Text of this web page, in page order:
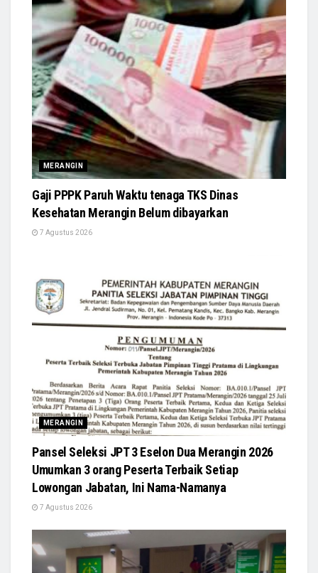
MERANGIN
Gaji PPPK Paruh Waktu tenaga TKS Dinas
Kesehatan Merangin Belum dibayarkan
7 Agustus 2026
MERANGIN
Pansel Seleksi JPT 3 Eselon Dua Merangin 2026
Umumkan 3 orang Peserta Terbaik Setiap
Lowongan Jabatan, Ini Nama-Namanya
7 Agustus 2026